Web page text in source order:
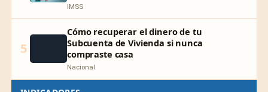
IMSS
5
Cómo recuperar el dinero de tu
Subcuenta de Vivienda si nunca
compraste casa
Nacional